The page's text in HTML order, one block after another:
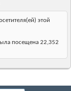
этой
посещена 22,352